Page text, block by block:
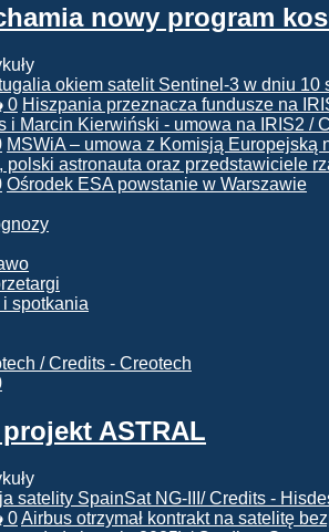
nowy program
0 Hiszpania przeznacza fundusze na
MSWiA – umowa z Komisją Europejską
Ośrodek ESA powstanie w Warszawie
spotkania
ASTRAL
0Airbus otrzymał kontrakt na satelitę